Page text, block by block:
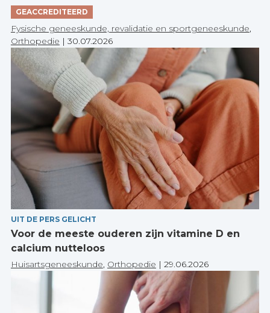
GEACCREDITEERD
Fysische geneeskunde, revalidatie en sportgeneeskunde,
Orthopedie | 30.07.2026
UIT DE PERS GELICHT
Voor de meeste ouderen zijn vitamine D en
calcium nutteloos
Huisartsgeneeskunde, Orthopedie | 29.06.2026